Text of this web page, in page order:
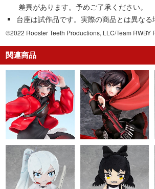
差異があります。予めご了承ください。
台座は試作品です。実際の商品とは異なる
©2022 Rooster Teeth Productions, LLC/Team RWBY
関連商品